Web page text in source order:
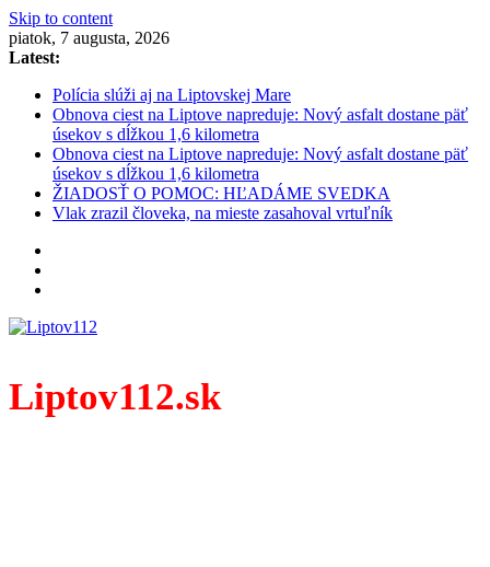
Skip to content
piatok, 7 augusta, 2026
Latest:
Polícia slúži aj na Liptovskej Mare
Obnova ciest na Liptove napreduje: Nový asfalt dostane päť
úsekov s dĺžkou 1,6 kilometra
Obnova ciest na Liptove napreduje: Nový asfalt dostane päť
úsekov s dĺžkou 1,6 kilometra
ŽIADOSŤ O POMOC: HĽADÁME SVEDKA
Vlak zrazil človeka, na mieste zasahoval vrtuľník
Liptov112.sk